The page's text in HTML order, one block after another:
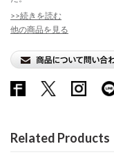
>>続きを読む
他の商品を見る
Related Products